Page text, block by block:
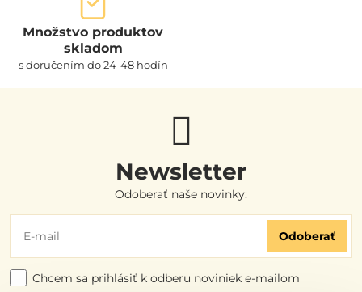
Množstvo produktov
skladom
s doručením do 24-48 hodín
Newsletter
Odoberať naše novinky:
Odoberať
Chcem sa prihlásiť k odberu noviniek e-mailom